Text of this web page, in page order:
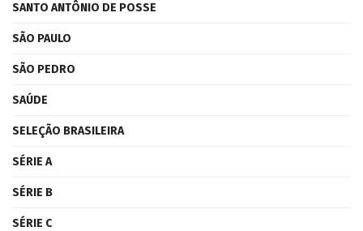
SANTO ANTÔNIO DE POSSE
SÃO PAULO
SÃO PEDRO
SAÚDE
SELEÇÃO BRASILEIRA
SÉRIE A
SÉRIE B
SÉRIE C